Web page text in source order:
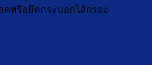
หรือยึดกระบอกไส้กรอง